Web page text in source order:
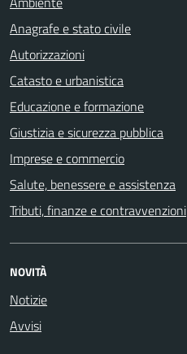
Anagrafe e stato civile
Autorizzazioni
Catasto e urbanistica
Educazione e formazione
Giustizia e sicurezza pubblica
Imprese e commercio
Salute, benessere e assistenza
Tributi, finanze e contravvenzioni
NOVITÀ
Notizie
Avvisi